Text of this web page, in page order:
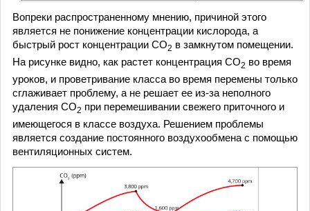
Вопреки распространенному мнению, причиной этого
является не понижение концентрации кислорода, а
быстрый рост концентрации СО2 в замкнутом помещении.
На рисунке видно, как растет концентрация СО2 во время
уроков, и проветривание класса во время перемены только
сглаживает проблему, а не решает ее из-за неполного
удаления СО2 при перемешивании свежего приточного и
имеющегося в классе воздуха. Решением проблемы
является создание постоянного воздухообмена с помощью
вентиляционных систем.